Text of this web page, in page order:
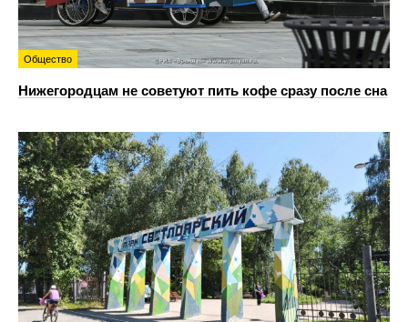
Общество
Нижегородцам не советуют пить кофе сразу после сна